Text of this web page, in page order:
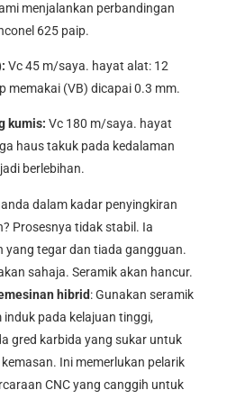
menjalankan perbandingan
625 paip.
Vc 45 m/saya. hayat alat: 12
memakai (VB) dicapai 0.3 mm.
kumis: Vc 180 m/saya. hayat
haus takuk pada kedalaman
berlebihan.
dalam kadar penyingkiran
Prosesnya tidak stabil. Ia
yang tegar dan tiada gangguan.
sahaja. Seramik akan hancur.
hibrid: Gunakan seramik
pada kelajuan tinggi,
gred karbida yang sukar untuk
Ini memerlukan pelarik
CNC yang canggih untuk